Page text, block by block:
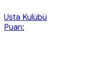
Usta Kulübü
Puan: